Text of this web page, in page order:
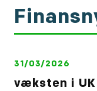
31/03/2026
væksten i UK